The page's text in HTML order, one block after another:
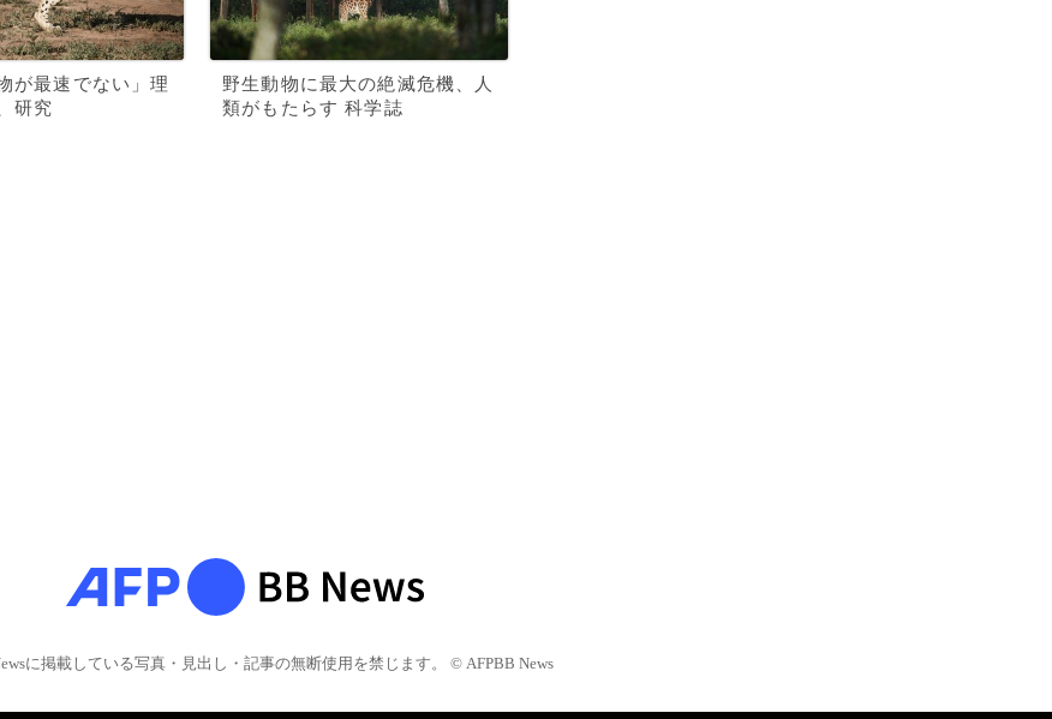
が最速でない」理
研究
野生動物に最大の絶滅危機、人
類がもたらす 科学誌
に掲載している写真・見出し・記事の無断使用を禁じます。 © AFPBB News